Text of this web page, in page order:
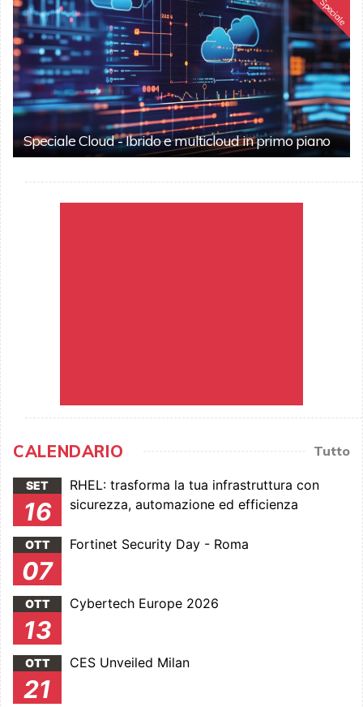
Speciale
Speciale Cloud - Ibrido e multicloud in primo piano
CALENDARIO Tutto
SET
16
RHEL: trasforma la tua infrastruttura con
sicurezza, automazione ed efficienza
OTT
07
Fortinet Security Day - Roma
OTT
13
Cybertech Europe 2026
OTT
21
CES Unveiled Milan